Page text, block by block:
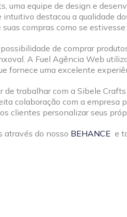
uma equipe de design e
destacou a qualidade
compras como se
de comprar
A Fuel Agência Web
fornece uma excelente
de trabalhar com a Sibele
colaboração com a empresa
clientes personalizar seus
através do nosso BEHANCE e